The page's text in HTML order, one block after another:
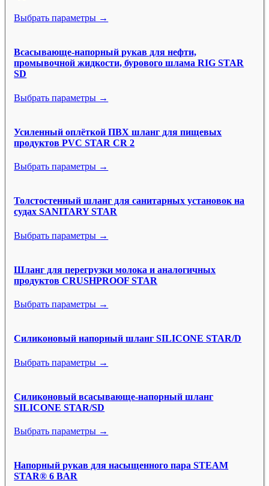
Выбрать параметры →
Всасывающе-напорный рукав для нефти,
промывочной жидкости, бурового шлама RIG STAR
SD
Выбрать параметры →
Усиленный оплёткой ПВХ шланг для пищевых
продуктов PVC STAR CR 2
Выбрать параметры →
Толстостенный шланг для санитарных установок на
судах SANITARY STAR
Выбрать параметры →
Шланг для перегрузки молока и аналогичных
продуктов CRUSHPROOF STAR
Выбрать параметры →
Силиконовый напорный шланг SILICONE STAR/D
Выбрать параметры →
Силиконовый всасывающе-напорный шланг
SILICONE STAR/SD
Выбрать параметры →
Напорный рукав для насыщенного пара STEAM
STAR® 6 BAR